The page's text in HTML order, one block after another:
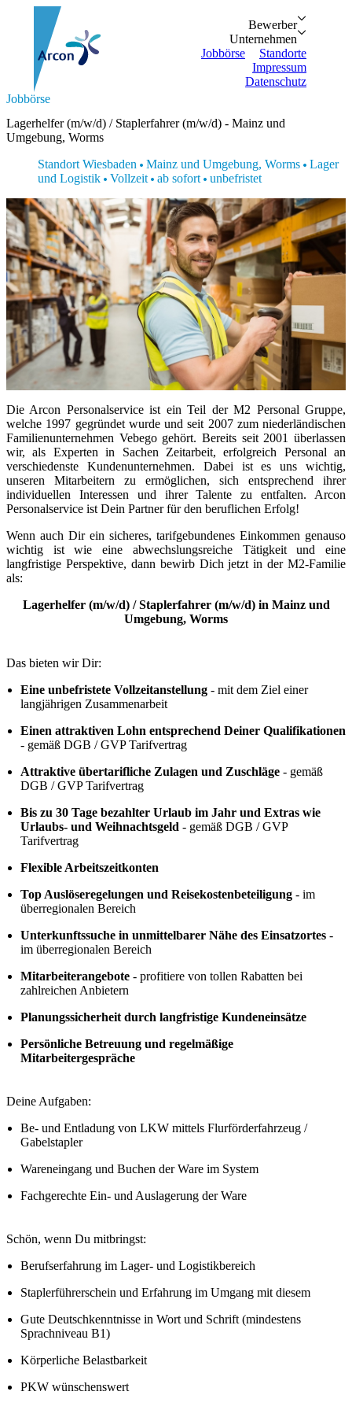
BewerberBewerber
Vorteile
Unternehmen
Unternehmen
Personalanfrage
Jobbörse
Standorte
Impressum
Datenschutz
Suche...
Bewerber
Unternehmen
Standorte
Impressum
Zurück
Bewerber
Vorteile
Initiativbewerbung
Zurück
Unternehmen
Personalanfrage
Jobbörse
Lagerhelfer (m/w/d) / Staplerfahrer (m/w/d) - Mainz und
Umgebung, Worms
Standort Wiesbaden
Mainz und Umgebung, Worms
Lager
und Logistik
Vollzeit ab sofort unbefristet
Die Arcon Personalservice ist ein Teil der M2 Personal Gruppe,
welche 1997 gegründet wurde und seit 2007 zum niederländischen
Familienunternehmen Vebego gehört. Bereits seit 2001 überlassen
wir, als Experten in Sachen Zeitarbeit, erfolgreich Personal an
verschiedenste Kundenunternehmen. Dabei ist es uns wichtig,
unseren Mitarbeitern zu ermöglichen, sich entsprechend ihrer
individuellen Interessen und ihrer Talente zu entfalten. Arcon
Personalservice ist Dein Partner für den beruflichen Erfolg!
Wenn auch Dir ein sicheres, tarifgebundenes Einkommen genauso
wichtig ist wie eine abwechslungsreiche Tätigkeit und eine
langfristige Perspektive, dann bewirb Dich jetzt in der M2-Familie
als:
Lagerhelfer (m/w/d) / Staplerfahrer (m/w/d) in Mainz und
Umgebung, Worms
Das bieten wir Dir:
Eine unbefristete Vollzeitanstellung - mit dem Ziel einer
langjährigen Zusammenarbeit
Einen attraktiven Lohn entsprechend Deiner Qualifikationen
- gemäß DGB / GVP Tarifvertrag
Attraktive übertarifliche Zulagen und Zuschläge - gemäß
DGB / GVP Tarifvertrag
Bis zu 30 Tage bezahlter Urlaub im Jahr und Extras wie
Urlaubs- und Weihnachtsgeld - gemäß DGB / GVP
Tarifvertrag
Flexible Arbeitszeitkonten
Top Auslöseregelungen und Reisekostenbeteiligung - im
überregionalen Bereich
Unterkunftssuche in unmittelbarer Nähe des Einsatzortes -
im überregionalen Bereich
Mitarbeiterangebote - profitiere von tollen Rabatten bei
zahlreichen Anbietern
Planungssicherheit durch langfristige Kundeneinsätze
Persönliche Betreuung und regelmäßige
Mitarbeitergespräche
Deine Aufgaben:
Be- und Entladung von LKW mittels Flurförderfahrzeug /
Gabelstapler
Wareneingang und Buchen der Ware im System
Fachgerechte Ein- und Auslagerung der Ware
Schön, wenn Du mitbringst:
Berufserfahrung im Lager- und Logistikbereich
Staplerführerschein und Erfahrung im Umgang mit diesem
Gute Deutschkenntnisse in Wort und Schrift (mindestens
Sprachniveau B1)
Körperliche Belastbarkeit
PKW wünschenswert